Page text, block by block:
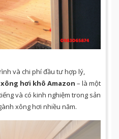
và chi phí đầu tư hợp lý,
xông hơi khô Amazon – là một
và có kinh nghiệm trong sản
xông hơi nhiều năm.